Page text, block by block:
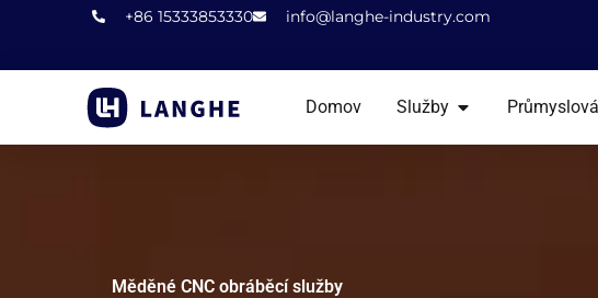
obsah
+86 15333853330 info@langhe-industry.com
Domov Služby OTEVŘENO
Měděné CNC obráběcí služby